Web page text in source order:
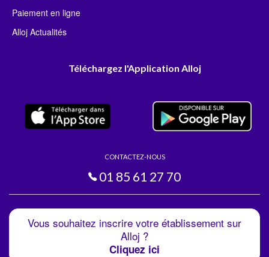
Paiement en ligne
Alloj Actualités
Téléchargez l'Application Alloj
CONTACTEZ-NOUS
01 85 61 27 70
Vous souhaitez inscrire votre établissement sur
Alloj ?
Cliquez ici